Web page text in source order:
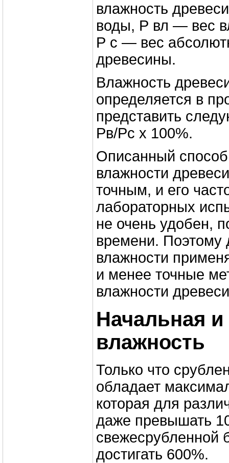
влажность
воды, Р вл — вес
Р с — вес
древесины.
Влажность
определяется в
представить
Pв/Pc х 100%.
Описанный
влажности
точным, и его
лабораторных
не очень удобен,
времени. Поэтому
влажности
и менее точные
влажности
Начальная и
влажность
Только что
обладает
которая для
даже превышать
свежесрубленной
достигать 600%.